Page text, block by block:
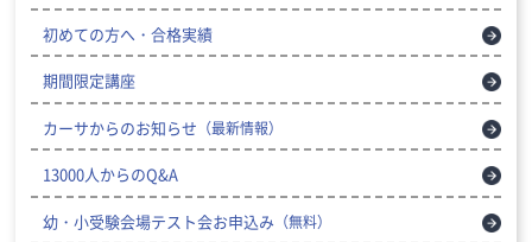
初めての方へ・合格実績
期間限定講座
カーサからのお知らせ （最新情報）
13000人からのQ&A
幼・小受験会場テスト会お申込み （無料）